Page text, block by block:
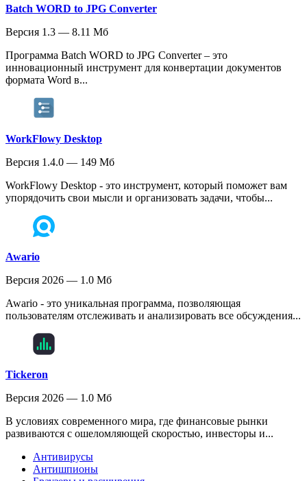
Batch WORD to JPG Converter
Версия 1.3 — 8.11 Мб
Программа Batch WORD to JPG Converter – это
инновационный инструмент для конвертации документов
формата Word в...
WorkFlowy Desktop
Версия 1.4.0 — 149 Мб
WorkFlowy Desktop - это инструмент, который поможет вам
упорядочить свои мысли и организовать задачи, чтобы...
Awario
Версия 2026 — 1.0 Мб
Awario - это уникальная программа, позволяющая
пользователям отслеживать и анализировать все обсуждения...
Tickeron
Версия 2026 — 1.0 Мб
В условиях современного мира, где финансовые рынки
развиваются с ошеломляющей скоростью, инвесторы и...
Антивирусы
Антишпионы